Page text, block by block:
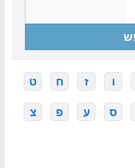
ו ז ח ט
ס ע פ צ